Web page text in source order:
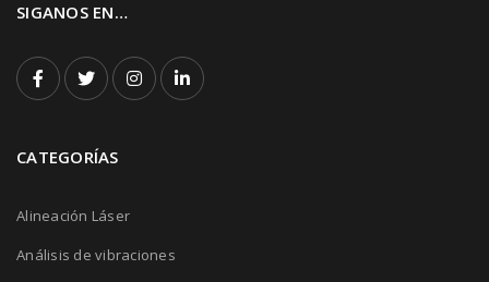
SIGANOS EN…
CATEGORÍAS
Alineación Láser
Análisis de vibraciones